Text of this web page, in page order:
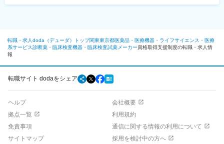
転職・求人doda（デューダ）トップ関東東京都医薬品・医療機器・ライフサイエンス・医療
系サービス診断薬・臨床検査機器・臨床検査試薬メーカー資格取得支援制度の転職・求人情
報
転職サイト dodaをシェア
ヘルプ
会社概要
拠点一覧
利用規約
免責事項
通信に関する情報の利用について
サイトマップ
採用を検討中の方へ